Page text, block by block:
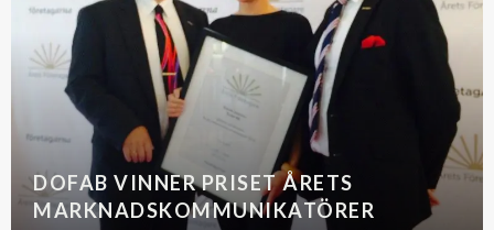
DOFAB VINNER PRISET ÅRETS
MARKNADSKOMMUNIKATÖRER